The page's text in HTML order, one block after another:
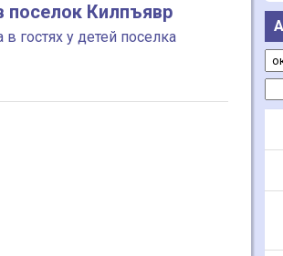
поселок Килпъявр
гостях у детей поселка